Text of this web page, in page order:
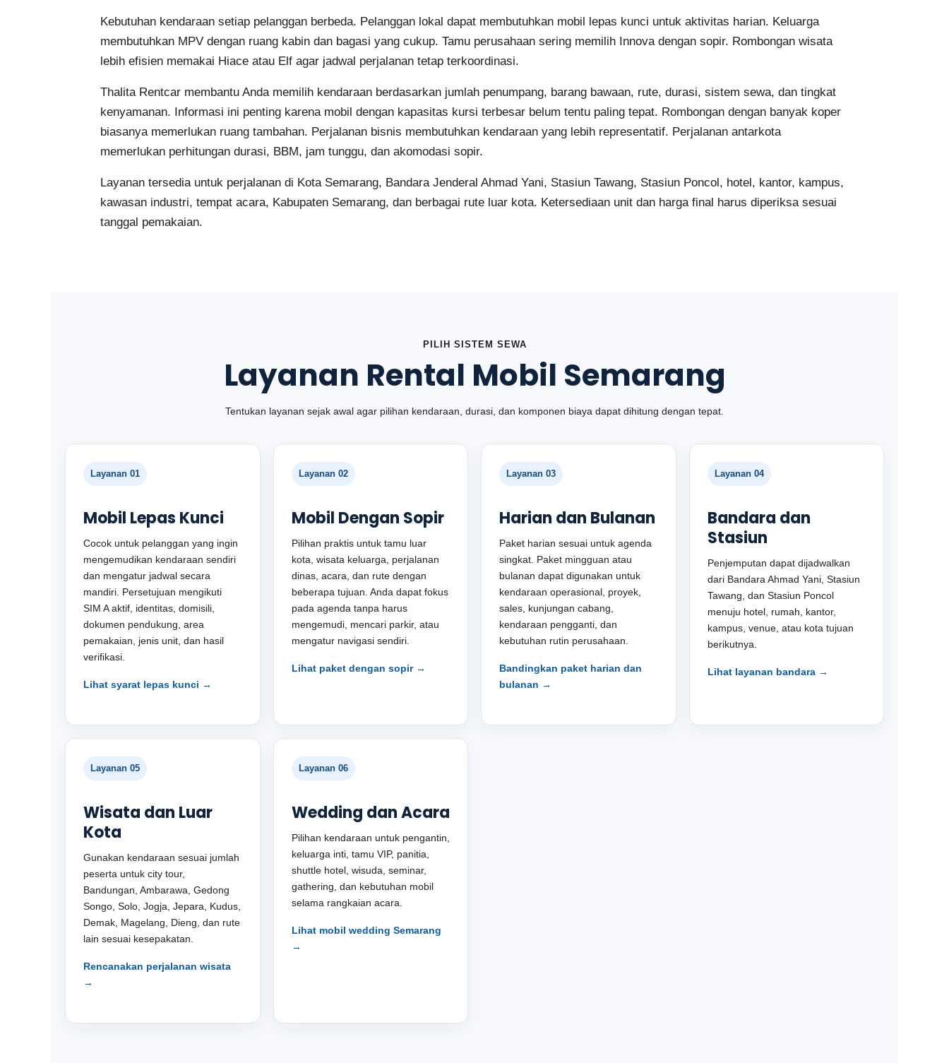
Kebutuhan kendaraan setiap pelanggan berbeda. Pelanggan lokal dapat membutuhkan mobil lepas kunci untuk aktivitas harian. Keluarga
membutuhkan MPV dengan ruang kabin dan bagasi yang cukup. Tamu perusahaan sering memilih Innova dengan sopir. Rombongan wisata
lebih efisien memakai Hiace atau Elf agar jadwal perjalanan tetap terkoordinasi.
Thalita Rentcar membantu Anda memilih kendaraan berdasarkan jumlah penumpang, barang bawaan, rute, durasi, sistem sewa, dan tingkat
kenyamanan. Informasi ini penting karena mobil dengan kapasitas kursi terbesar belum tentu paling tepat. Rombongan dengan banyak koper
biasanya memerlukan ruang tambahan. Perjalanan bisnis membutuhkan kendaraan yang lebih representatif. Perjalanan antarkota
memerlukan perhitungan durasi, BBM, jam tunggu, dan akomodasi sopir.
Layanan tersedia untuk perjalanan di Kota Semarang, Bandara Jenderal Ahmad Yani, Stasiun Tawang, Stasiun Poncol, hotel, kantor, kampus,
kawasan industri, tempat acara, Kabupaten Semarang, dan berbagai rute luar kota. Ketersediaan unit dan harga final harus diperiksa sesuai
tanggal pemakaian.
PILIH SISTEM SEWA
Layanan Rental Mobil Semarang
Tentukan layanan sejak awal agar pilihan kendaraan, durasi, dan komponen biaya dapat dihitung dengan tepat.
Layanan 01
Mobil Lepas Kunci
Cocok untuk pelanggan yang ingin
mengemudikan kendaraan sendiri
dan mengatur jadwal secara
mandiri. Persetujuan mengikuti
SIM A aktif, identitas, domisili,
dokumen pendukung, area
pemakaian, jenis unit, dan hasil
verifikasi.
Lihat syarat lepas kunci →
Layanan 02
Mobil Dengan Sopir
Pilihan praktis untuk tamu luar
kota, wisata keluarga, perjalanan
dinas, acara, dan rute dengan
beberapa tujuan. Anda dapat fokus
pada agenda tanpa harus
mengemudi, mencari parkir, atau
mengatur navigasi sendiri.
Lihat paket dengan sopir →
Layanan 03
Harian dan Bulanan
Paket harian sesuai untuk agenda
singkat. Paket mingguan atau
bulanan dapat digunakan untuk
kendaraan operasional, proyek,
sales, kunjungan cabang,
kendaraan pengganti, dan
kebutuhan rutin perusahaan.
Bandingkan paket harian dan
bulanan →
Layanan 04
Bandara dan
Stasiun
Penjemputan dapat dijadwalkan
dari Bandara Ahmad Yani, Stasiun
Tawang, dan Stasiun Poncol
menuju hotel, rumah, kantor,
kampus, venue, atau kota tujuan
berikutnya.
Lihat layanan bandara →
Layanan 05
Wisata dan Luar
Kota
Gunakan kendaraan sesuai jumlah
peserta untuk city tour,
Bandungan, Ambarawa, Gedong
Songo, Solo, Jogja, Jepara, Kudus,
Demak, Magelang, Dieng, dan rute
lain sesuai kesepakatan.
Rencanakan perjalanan wisata
→
Layanan 06
Wedding dan Acara
Pilihan kendaraan untuk pengantin,
keluarga inti, tamu VIP, panitia,
shuttle hotel, wisuda, seminar,
gathering, dan kebutuhan mobil
selama rangkaian acara.
Lihat mobil wedding Semarang
→